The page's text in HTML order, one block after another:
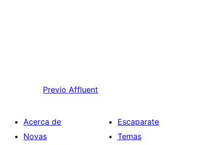
Previo Affluent
Acerca de
Novas
Escaparate
Temas